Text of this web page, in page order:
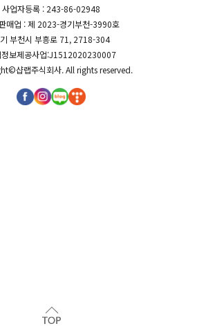
사업자등록 : 243-86-02948
매업 : 제 2023-경기부천-3990호
부천시 부흥로 71, 2718-304
정보제공사업:J1512020230007
샵랩주식회사. All rights reserved.